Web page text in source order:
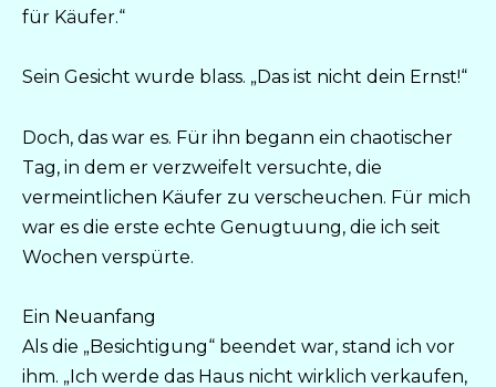
für Käufer.“
Sein Gesicht wurde blass. „Das ist nicht dein Ernst!“
Doch, das war es. Für ihn begann ein chaotischer
Tag, in dem er verzweifelt versuchte, die
vermeintlichen Käufer zu verscheuchen. Für mich
war es die erste echte Genugtuung, die ich seit
Wochen verspürte.
Ein Neuanfang
Als die „Besichtigung“ beendet war, stand ich vor
ihm. „Ich werde das Haus nicht wirklich verkaufen,